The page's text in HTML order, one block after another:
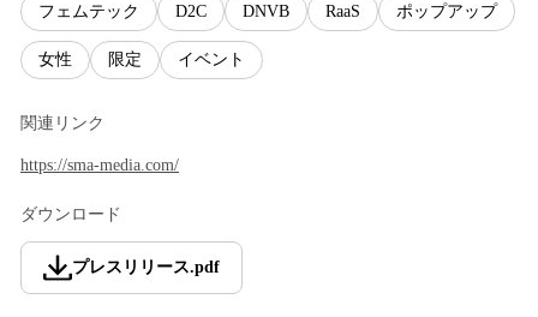
フェムテック D2C DNVB RaaS ポップアップ
女性 限定 イベント
関連リンク
https://sma-media.com/
ダウンロード
プレスリリース.pdf